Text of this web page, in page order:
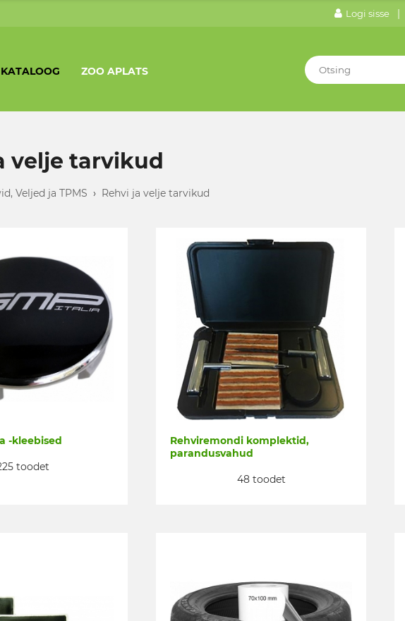
Logi sisse |
KATALOOG ZOO APLATS
velje tarvikud
Veljed ja TPMS › Rehvi ja velje tarvikud
-kleebised
toodet
Rehviremondi komplektid,
parandusvahud
48 toodet